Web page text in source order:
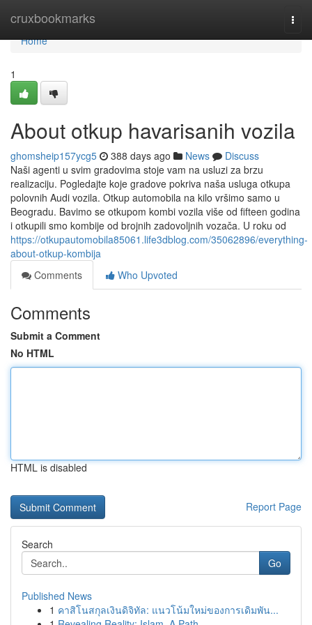
cruxbookmarks
Home
Home
1
About otkup havarisanih vozila
ghomsheip157ycg5 388 days ago News
Discuss
Naši agenti u svim gradovima stoje vam na usluzi za brzu
realizaciju. Pogledajte koje gradove pokriva naša usluga otkupa
polovnih Audi vozila. Otkup automobila na kilo vršimo samo u
Beogradu. Bavimo se otkupom kombi vozila više od fifteen godina
i otkupili smo kombije od brojnih zadovoljnih vozača. U roku od
https://otkupautomobila85061.life3dblog.com/35062896/everything-
about-otkup-kombija
Comments
Who Upvoted
Comments
Submit a Comment
No HTML
HTML is disabled
Report Page
Search
Go
Published News
1 คาสิโนสกุลเงินดิจิทัล: แนวโน้มใหม่ของการเดิมพัน...